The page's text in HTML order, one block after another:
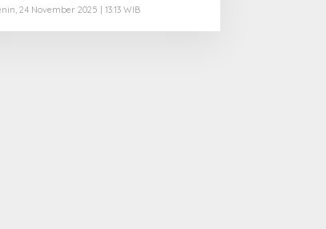
24 November 2025 | 13:13 WIB